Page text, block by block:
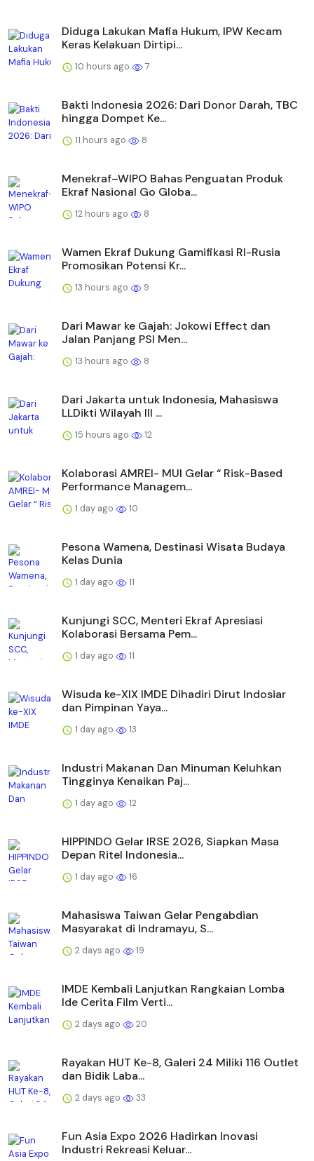
Diduga Lakukan Mafia Hukum, IPW Kecam
Keras Kelakuan Dirtipi...
10 hours ago 7
Bakti Indonesia 2026: Dari Donor Darah, TBC
hingga Dompet Ke...
11 hours ago 8
Menekraf–WIPO Bahas Penguatan Produk
Ekraf Nasional Go Globa...
12 hours ago 8
Wamen Ekraf Dukung Gamifikasi RI-Rusia
Promosikan Potensi Kr...
13 hours ago 9
Dari Mawar ke Gajah: Jokowi Effect dan
Jalan Panjang PSI Men...
13 hours ago 8
Dari Jakarta untuk Indonesia, Mahasiswa
LLDikti Wilayah III ...
15 hours ago 12
Kolaborasi AMREI- MUI Gelar “ Risk-Based
Performance Managem...
1 day ago 10
Pesona Wamena, Destinasi Wisata Budaya
Kelas Dunia
1 day ago 11
Kunjungi SCC, Menteri Ekraf Apresiasi
Kolaborasi Bersama Pem...
1 day ago 11
Wisuda ke-XIX IMDE Dihadiri Dirut Indosiar
dan Pimpinan Yaya...
1 day ago 13
Industri Makanan Dan Minuman Keluhkan
Tingginya Kenaikan Paj...
1 day ago 12
HIPPINDO Gelar IRSE 2026, Siapkan Masa
Depan Ritel Indonesia...
1 day ago 16
Mahasiswa Taiwan Gelar Pengabdian
Masyarakat di Indramayu, S...
2 days ago 19
IMDE Kembali Lanjutkan Rangkaian Lomba
Ide Cerita Film Verti...
2 days ago 20
Rayakan HUT Ke-8, Galeri 24 Miliki 116 Outlet
dan Bidik Laba...
2 days ago 33
Fun Asia Expo 2026 Hadirkan Inovasi
Industri Rekreasi Keluar...